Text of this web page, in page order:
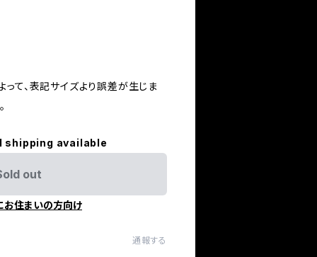
て、表記サイズより誤差が生じま
shipping available
out
お住まいの方向け
通報する